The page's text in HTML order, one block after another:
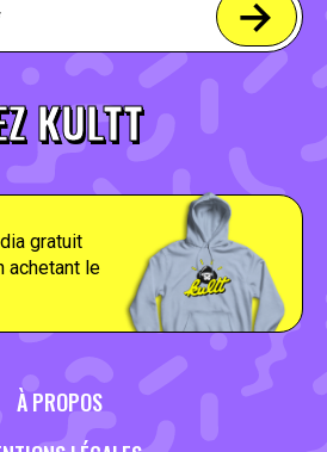
KULTT
gratuit
achetant le
À PROPOS